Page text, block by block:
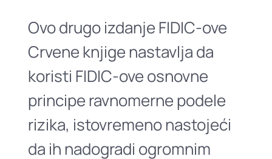
Ovo drugo izdanje FIDIC-ove
Crvene knjige nastavlja da
koristi FIDIC-ove osnovne
principe ravnomerne podele
rizika, istovremeno nastojeći
da ih nadogradi ogromnim